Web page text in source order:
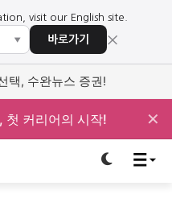
교육
교육
visit our English site.
▼ 바로가기 ×
택, 수완뉴스 증권!
첫 커리어의 시작! ✕